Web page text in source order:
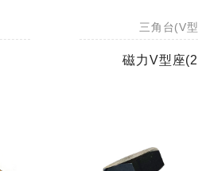
三角台(V
磁力V型座